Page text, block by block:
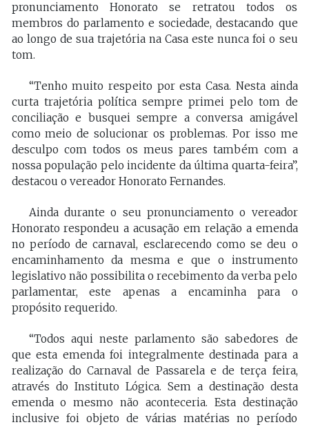
pronunciamento Honorato se retratou todos os
membros do parlamento e sociedade, destacando que
ao longo de sua trajetória na Casa este nunca foi o seu
tom.
“Tenho muito respeito por esta Casa. Nesta ainda
curta trajetória política sempre primei pelo tom de
conciliação e busquei sempre a conversa amigável
como meio de solucionar os problemas. Por isso me
desculpo com todos os meus pares também com a
nossa população pelo incidente da última quarta-feira”,
destacou o vereador Honorato Fernandes.
Ainda durante o seu pronunciamento o vereador
Honorato respondeu a acusação em relação a emenda
no período de carnaval, esclarecendo como se deu o
encaminhamento da mesma e que o instrumento
legislativo não possibilita o recebimento da verba pelo
parlamentar, este apenas a encaminha para o
propósito requerido.
“Todos aqui neste parlamento são sabedores de
que esta emenda foi integralmente destinada para a
realização do Carnaval de Passarela e de terça feira,
através do Instituto Lógica. Sem a destinação desta
emenda o mesmo não aconteceria. Esta destinação
inclusive foi objeto de várias matérias no período